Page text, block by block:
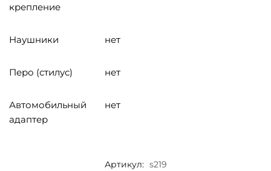
крепление
Наушники нет
Перо (стилус) нет
Автомобильный
адаптер
нет
Артикул: s219